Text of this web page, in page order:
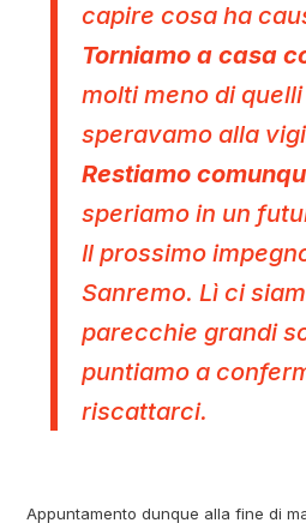
capire cosa ha
Torniamo a casa
molti meno di
speravamo alla
Restiamo
speriamo in un
Il prossimo
Sanremo. Lì ci
parecchie grandi
puntiamo a
riscattarci.
Appuntamento dunque alla fine di